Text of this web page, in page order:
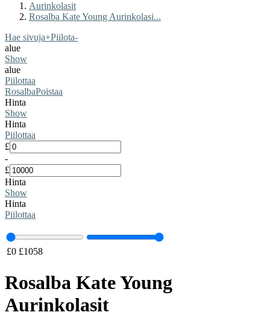
Aurinkolasit
Rosalba Kate Young Aurinkolasi...
Hae sivuja+Piilota-
alue
Show
alue
Piilottaa
RosalbaPoistaa
Hinta
Show
Hinta
Piilottaa
£
-
£
Hinta
Show
Hinta
Piilottaa
£0 £1058
Rosalba Kate Young
Aurinkolasit